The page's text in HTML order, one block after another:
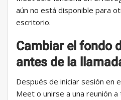
aún no está disponible para
escritorio.
Cambiar el fondo
antes de la
Después de iniciar sesión en
Meet o unirse a una reunión